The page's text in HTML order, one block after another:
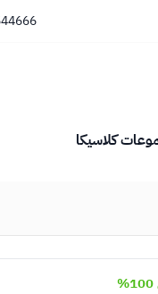
كلاسيكا